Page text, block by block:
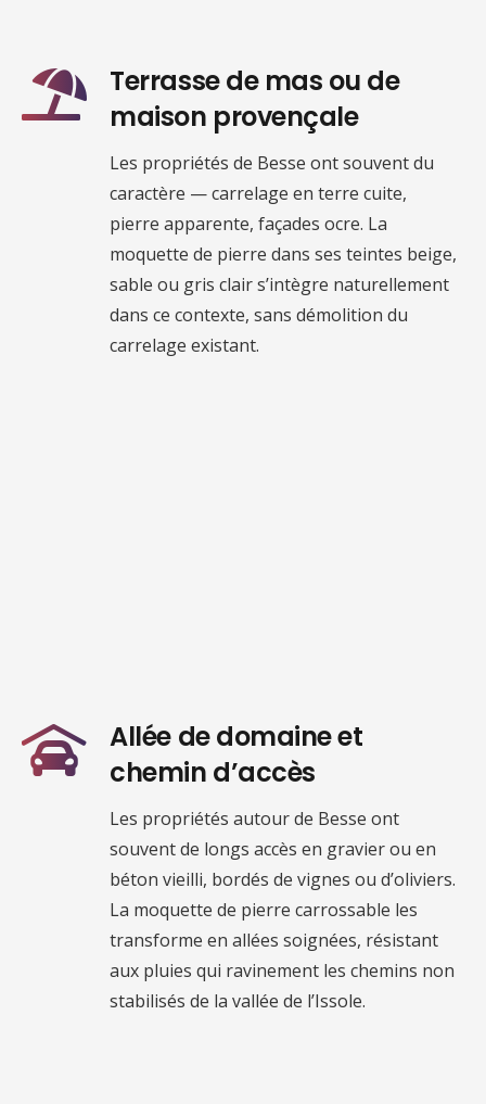
Terrasse de mas ou de
maison provençale
Les propriétés de Besse ont souvent du
caractère — carrelage en terre cuite,
pierre apparente, façades ocre. La
moquette de pierre dans ses teintes beige,
sable ou gris clair s’intègre naturellement
dans ce contexte, sans démolition du
carrelage existant.
Allée de domaine et
chemin d’accès
Les propriétés autour de Besse ont
souvent de longs accès en gravier ou en
béton vieilli, bordés de vignes ou d’oliviers.
La moquette de pierre carrossable les
transforme en allées soignées, résistant
aux pluies qui ravinement les chemins non
stabilisés de la vallée de l’Issole.